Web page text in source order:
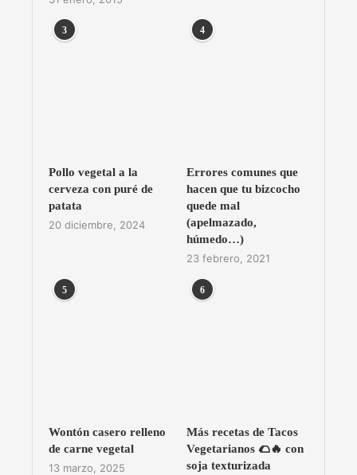
3
Pollo vegetal a la
cerveza con puré de
patata
20 diciembre, 2024
4
Errores comunes que
hacen que tu bizcocho
quede mal
(apelmazado,
húmedo…)
23 febrero, 2021
5
Wontón casero relleno
de carne vegetal
13 marzo, 2025
6
Más recetas de Tacos
Vegetarianos 🌮🔥 con
soja texturizada